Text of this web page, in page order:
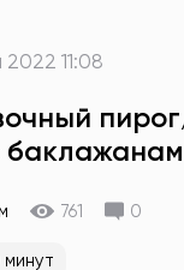
2022 11:08
761 0